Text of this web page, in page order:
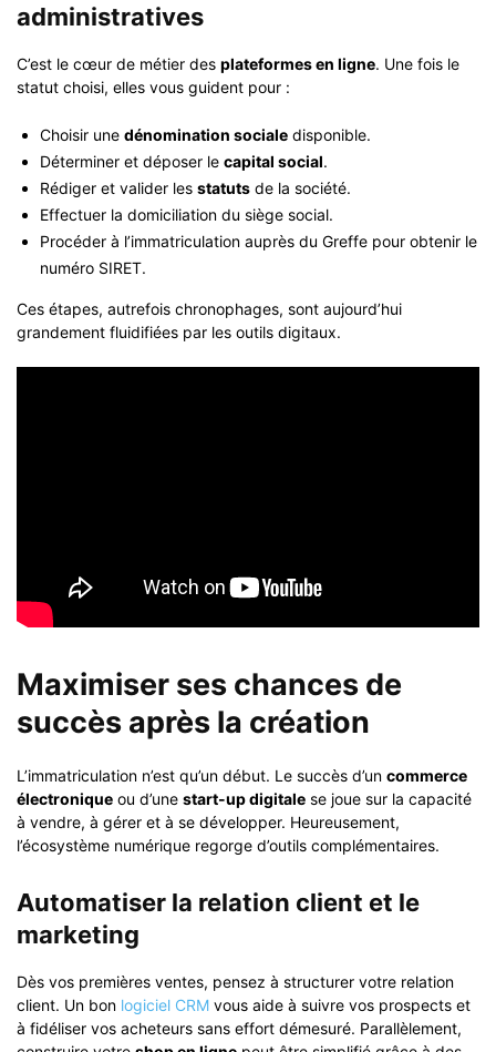
administratives
C’est le cœur de métier des plateformes en ligne. Une fois le
statut choisi, elles vous guident pour :
Choisir une dénomination sociale disponible.
Déterminer et déposer le capital social.
Rédiger et valider les statuts de la société.
Effectuer la domiciliation du siège social.
Procéder à l’immatriculation auprès du Greffe pour obtenir le
numéro SIRET.
Ces étapes, autrefois chronophages, sont aujourd’hui
grandement fluidifiées par les outils digitaux.
Maximiser ses chances de
succès après la création
L’immatriculation n’est qu’un début. Le succès d’un commerce
électronique ou d’une start-up digitale se joue sur la capacité
à vendre, à gérer et à se développer. Heureusement,
l’écosystème numérique regorge d’outils complémentaires.
Automatiser la relation client et le
marketing
Dès vos premières ventes, pensez à structurer votre relation
client. Un bon logiciel CRM vous aide à suivre vos prospects et
à fidéliser vos acheteurs sans effort démesuré. Parallèlement,